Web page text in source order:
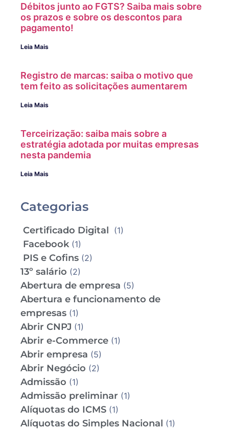
Débitos junto ao FGTS? Saiba mais sobre
os prazos e sobre os descontos para
pagamento!
Leia Mais
Registro de marcas: saiba o motivo que
tem feito as solicitações aumentarem
Leia Mais
Terceirização: saiba mais sobre a
estratégia adotada por muitas empresas
nesta pandemia
Leia Mais
Categorias
Certificado Digital (1)
Facebook(1)
PIS e Cofins (2)
13º salário (2)
Abertura de empresa (5)
Abertura e funcionamento de
empresas (1)
Abrir CNPJ (1)
Abrir e-Commerce (1)
Abrir empresa (5)
Abrir Negócio (2)
Admissão (1)
Admissão preliminar (1)
Alíquotas do ICMS (1)
Alíquotas do Simples Nacional (1)